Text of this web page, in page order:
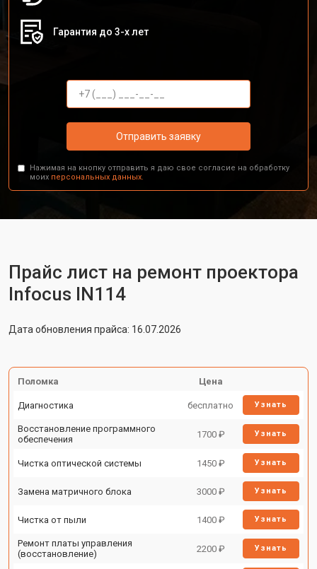
Гарантия до 3-х лет
Отправить заявку
Нажимая на кнопку отправить я даю свое согласие на обработку
моих персональных данных.
Прайс лист на ремонт проектора
Infocus IN114
Дата обновления прайса: 16.07.2026
Поломка Цена
Диагностика бесплатно Узнать
Восстановление программного
обеспечения
1700 ₽ Узнать
Чистка оптической системы 1450 ₽ Узнать
Замена матричного блока 3000 ₽ Узнать
Чистка от пыли 1400 ₽ Узнать
Ремонт платы управления
(восстановление)
2200 ₽ Узнать